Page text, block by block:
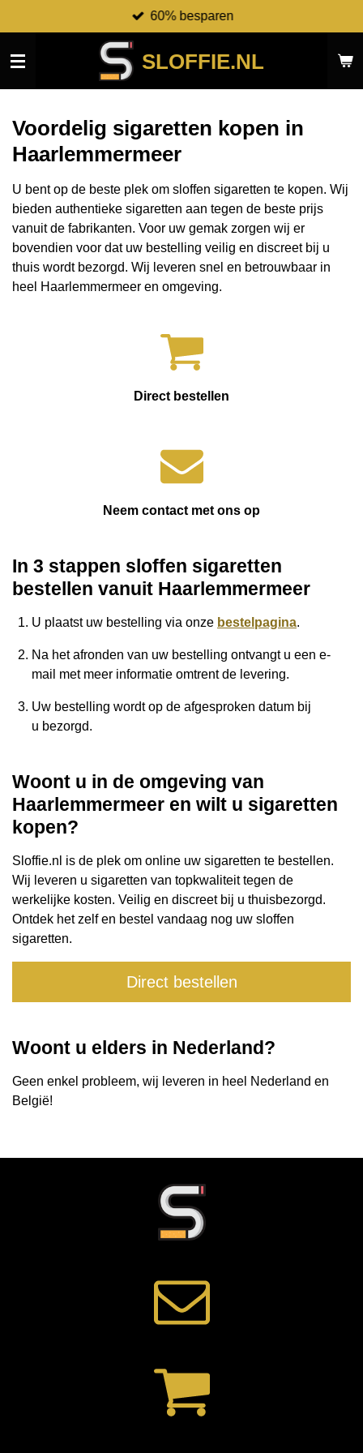
direct
naar
SLOFFIE.NL
60% besparen
Voordelig sigaretten kopen in
Haarlemmermeer
U bent op de beste plek om sloffen sigaretten te kopen. Wij
bieden authentieke sigaretten aan tegen de beste prijs
vanuit de fabrikanten. Voor uw gemak zorgen wij er
bovendien voor dat uw bestelling veilig en discreet bij u
thuis wordt bezorgd. Wij leveren snel en betrouwbaar in
heel Haarlemmermeer en omgeving.
Direct bestellen
Neem contact met ons op
In 3 stappen sloffen sigaretten
bestellen vanuit Haarlemmermeer
U plaatst uw bestelling via onze bestelpagina.
Na het afronden van uw bestelling ontvangt u een e-
mail met meer informatie omtrent de levering.
Uw bestelling wordt op de afgesproken datum bij
u bezorgd.
Woont u in de omgeving van
Haarlemmermeer en wilt u sigaretten
kopen?
Sloffie.nl is de plek om online uw sigaretten te bestellen.
Wij leveren u sigaretten van topkwaliteit tegen de
werkelijke kosten. Veilig en discreet bij u thuisbezorgd.
Ontdek het zelf en bestel vandaag nog uw sloffen
sigaretten.
Direct bestellen
Woont u elders in Nederland?
Geen enkel probleem, wij leveren in heel Nederland en
België!